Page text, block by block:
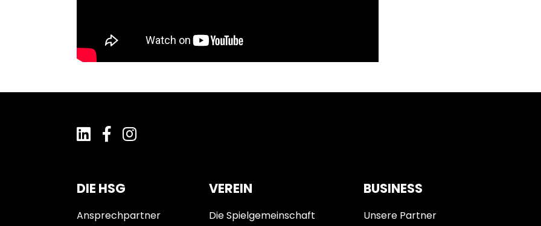
DIE HSG
Ansprechpartner
VEREIN
Die Spielgemeinschaft
BUSINESS
Unsere Partner